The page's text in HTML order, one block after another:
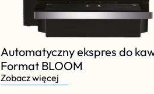
Automatyczny ekspres do
Format BLOOM
Zobacz więcej